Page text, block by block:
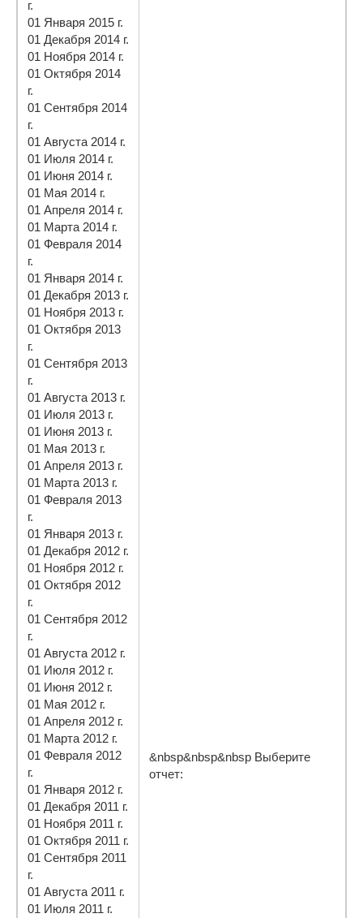
г.
01 Января 2015 г.
01 Декабря 2014 г.
01 Ноября 2014 г.
01 Октября 2014
г.
01 Сентября 2014
г.
01 Августа 2014 г.
01 Июля 2014 г.
01 Июня 2014 г.
01 Мая 2014 г.
01 Апреля 2014 г.
01 Марта 2014 г.
01 Февраля 2014
г.
01 Января 2014 г.
01 Декабря 2013 г.
01 Ноября 2013 г.
01 Октября 2013
г.
01 Сентября 2013
г.
01 Августа 2013 г.
01 Июля 2013 г.
01 Июня 2013 г.
01 Мая 2013 г.
01 Апреля 2013 г.
01 Марта 2013 г.
01 Февраля 2013
г.
01 Января 2013 г.
01 Декабря 2012 г.
01 Ноября 2012 г.
01 Октября 2012
г.
01 Сентября 2012
г.
01 Августа 2012 г.
01 Июля 2012 г.
01 Июня 2012 г.
01 Мая 2012 г.
01 Апреля 2012 г.
01 Марта 2012 г.
01 Февраля 2012
г.
01 Января 2012 г.
01 Декабря 2011 г.
01 Ноября 2011 г.
01 Октября 2011 г.
01 Сентября 2011
г.
01 Августа 2011 г.
01 Июля 2011 г.
&nbsp&nbsp&nbsp Выберите
отчет: